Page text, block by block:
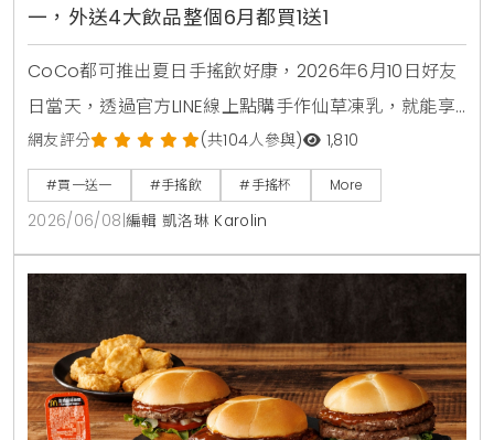
一，外送4大飲品整個6月都買1送1
CoCo都可推出夏日手搖飲好康，2026年6月10日好友
日當天，透過官方LINE線上點購手作仙草凍乳，就能享
有第2杯0元買1送1優惠。另外整個6月份，foodpanda
外送平台也同步推出茉香凍奶綠、芒果綠茶、四季珍椰
青、粉角生椰拿鐵等4大品項買1送1，讓大家在炎熱夏天
不用出門也能省錢消暑。
網友評分 (共104人參與) 1,810
#買一送一 #手搖飲 #手搖杯 More
2026/06/08 編輯 凱洛琳 Karolin